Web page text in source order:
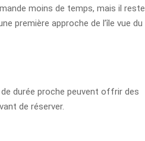
moins de temps, mais il reste
première approche de l’île vue du
durée proche peuvent offrir des
de réserver.